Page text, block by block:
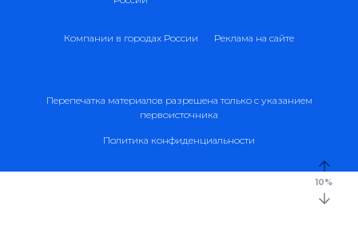
10%
Компании в городах России Реклама на сайте
Перепечатка материалов разрешена только с указанием
первоисточника
Политика конфиденциальности